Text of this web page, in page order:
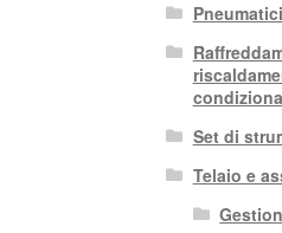
Set di
Telaio e